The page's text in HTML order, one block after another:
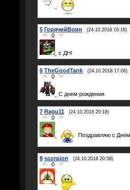
5 ГорячийВоин (24.10.2018 16:16)
0
с ДН!
6 TheGoodTank (24.10.2018 17:06)
0
С днем рождения.
7 Ragu11 (24.10.2018 20:18)
0
Поздравляю с
8 scorpion (24.10.2018 20:58)
0